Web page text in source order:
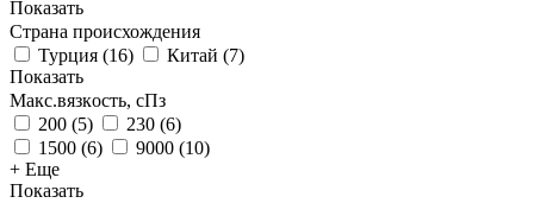
Показать
Страна происхождения
Турция (16) Китай (7)
Показать
Макс.вязкoсть, сПз
200 (5) 230 (6)
1500 (6) 9000 (10)
+ Еще
Показать